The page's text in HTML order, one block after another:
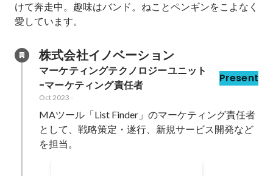
けて奔走中。趣味はバンド。ねことペンギンをこよなく
愛しています。
株式会社イノベーション
マーケティングテクノロジーユニット
-マーケティング責任者
Present
Oct 2023 -
MAツール「List Finder」のマーケティング責任者
として、戦略策定・遂行、新規サービス開発など